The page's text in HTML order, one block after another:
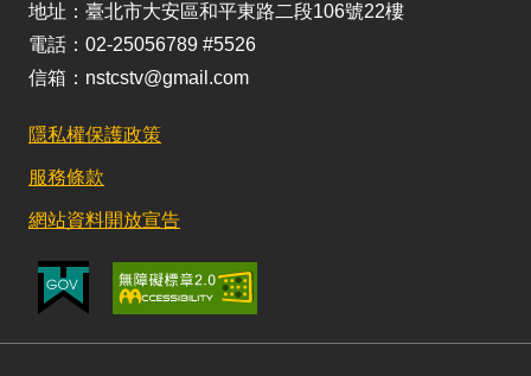
地址：臺北市大安區和平東路二段106號22樓
電話：02-25056789 #5526
信箱：nstcstv@gmail.com
隱私權保護政策
服務條款
網站資料開放宣告